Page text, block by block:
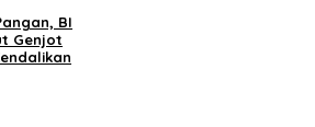
BI
Genjot